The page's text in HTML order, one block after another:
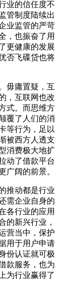
业的信任度不
管制度陆续出
业监管的严苛
，也振奋了用
更健康的发展
否飞碟贷也将
毋庸置疑，互
，互联网也改
式。而思维方
覆了人们的消
等行为，足以
被西方人透支
消费极大地扩
动了借款平台
广阔的前景。
推动都是行业
需企业自身的
各行业的应用
的新兴行业，
营当中，保护
用于用户申请
份认证就可极
款服务，也为
为行业赢得了